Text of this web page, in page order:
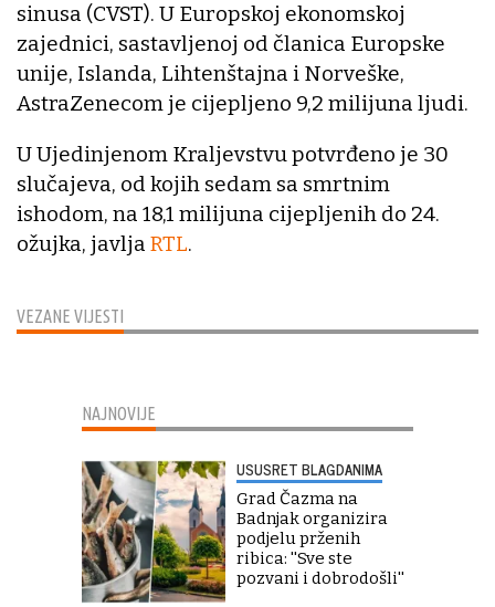
VEZANE VIJESTI
sinusa (CVST). U Europskoj ekonomskoj
zajednici, sastavljenoj od članica Europske
unije, Islanda, Lihtenštajna i Norveške,
AstraZenecom je cijepljeno 9,2 milijuna ljudi.
U Ujedinjenom Kraljevstvu potvrđeno je 30
slučajeva, od kojih sedam sa smrtnim
ishodom, na 18,1 milijuna cijepljenih do 24.
ožujka, javlja RTL.
NAJNOVIJE
USUSRET BLAGDANIMA
Grad Čazma na
Badnjak organizira
podjelu prženih
ribica: ''Sve ste
pozvani i dobrodošli''